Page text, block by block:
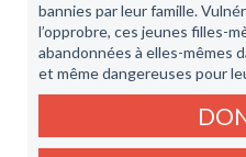
bannies par leur famille.
l’opprobre, ces jeunes filles-
abandonnées à elles-mêmes
et même dangereuses pour